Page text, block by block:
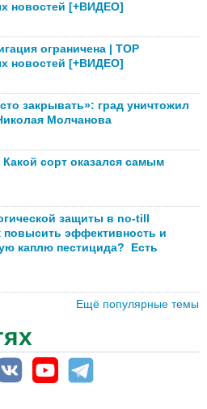
новостей [+ВИДЕО]
ограничена | TOP
новостей [+ВИДЕО]
закрывать»: град уничтожил
Молчанова
сорт оказался самым
защиты в no-till
повысить эффективность и
каплю пестицида? Есть
Ещё популярные темы